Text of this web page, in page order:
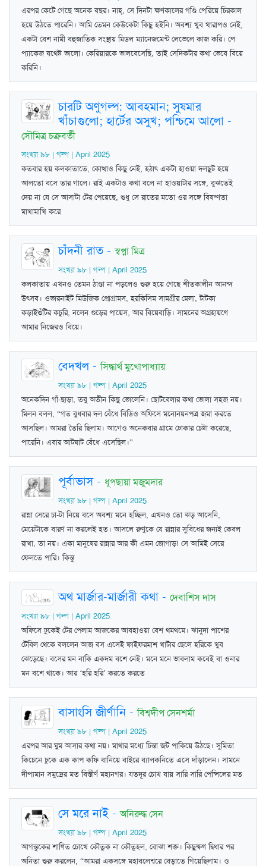
এরপর কেটে গেছে অনেক বছর। নাহ্, সে দিনটা ক্ষণকালের গণ্ডি পেরিয়ে চিরকাল
হয়ে উঠতে পারেনি। আমি তেমন কেউকেটা কিছু হইনি। অবশ্য খুব খারাপও নেই,
একটা বেশ নামী বহুজাতিক সংস্থায় মিডল ম্যানেজমেন্ট লেভেলে কাজ করি। পে
প্যাকেজ যথেষ্ট ভালো। কেরিয়ারকে ভালবেসেছি, তাই সেদিকটার কথা ভেবে বিয়ে
করিনি।
চারটি অণুগল্প: আবহমান; সুষমার
খাঁচাগুলো; হার্টের অসুখ; পশ্চিমে আলো-
সৌমিত্র চক্রবর্তী
সংখ্যা ৯৮ | গল্প | April 2025
কতবার হয় কলকাতাতে, কোত্থাও কিছু নেই, হঠাৎ একটা হাওয়া দলছুট হয়ে
আলতো বসে তার গালে। রাই একটাও কথা বলে না হাওয়াটার সঙ্গে, বুঝতেই
দেয় না যে সে আসাটা টের পেয়েছে, শুধু সে রাতের মতো ওর সঙ্গে বিষণ্ণতা
মাখামাখি করে
চাঁদনী রাত -স্বপ্না মিত্র
সংখ্যা ৯৮ | গল্প | April 2025
কলকাতায় এখনও তেমন ঠাণ্ডা না পড়লেও শুরু হয়ে গেছে শীতকালীন আনন্দ
উৎসব। ওভারনাইট মিউজিক প্রোগ্রামস, হরকিসিম সামগ্রীর মেলা, টাটকা
কড়াইশুঁটির কচুরি, নলেন গুড়ের পায়েস, আর বিয়েবাড়ি। সামনের অগ্রহায়ণে
আমার নিজেরও বিয়ে।
বেদখল-সিদ্ধার্থ মুখোপাধ্যায়
সংখ্যা ৯৮ | গল্প | April 2025
অনেকদিন গাঁ-ছাড়া, তবু অতীন কিছু ভোলেনি। ছোটবেলার কথা ভোলা সহজ নয়।
মিলন বলল, “গত বুধবার দল বেঁধে বিডিও অফিসে মনোনয়নপত্র জমা করতে
আসছিল। আমরা তৈরি ছিলাম। আগেও অনেকবার গ্রামে ঢোকার চেষ্টা করেছে,
পারেনি। এবার আটঘাট বেঁধে এসেছিল।”
পূর্বাভাস- ধূপছায়া মজুমদার
সংখ্যা ৯৮ | গল্প | April 2025
রান্না সেরে চা-টা নিয়ে বসে অবশ্য মনে হচ্ছিল, এখনও তো ঝড় আসেনি,
মেয়েটাকে বারণ না করলেই হত। আসলে রুণুকে যে রান্নার সুবিধের জন্যই কেবল
রাখা, তা নয়। একা মানুষের রান্নার আর কী এমন জোগাড়! সে আমিই সেরে
ফেলতে পারি। কিন্তু
অথ মার্জার-মার্জারী কথা- দেবাশিস দাস
সংখ্যা ৯৮ | গল্প | April 2025
অফিসে ঢুকেই টের পেলাম আজকের আবহাওয়া বেশ থমথমে। ঝানুদা পাশের
টেবিল থেকে বললেন আজ বস এসেই ফাইফরমাশ খাটার ছেলে হরিকে খুব
ঝেড়েছে। বসের মন নাকি একদম বশে নেই। মনে মনে ভাবলাম কবেই বা ওনার
মন বশে থাকে। আর ‘হরি হরি’ করতে করতে
বাসাংসি জীর্ণানি -বিশ্বদীপ সেনশর্মা
সংখ্যা ৯৮ | গল্প | April 2025
এরপর আর ঘুম আসার কথা নয়। মাথার মধ্যে চিন্তা জট পাকিয়ে উঠছে। সুমিতা
কিচেনে ঢুকে এক কাপ কফি বানিয়ে বাইরে ব্যালকনিতে এসে দাঁড়ালেন। সামনে
দীপ্যমান সমুদ্রের মত বিস্তীর্ণ মহানগর। যতদূর চোখ যায় সারি সারি পেন্সিলের মত
সে মরে নাই-অনিরুদ্ধ সেন
সংখ্যা ৯৮ | গল্প | April 2025
আগন্তুকের শাণিত চোখে কৌতুক না কৌতূহল, বোঝা শক্ত। কিছুক্ষণ দ্বিধার পর
অনিতা শুরু করলেন, “আমরা একসঙ্গে মহাবলেশ্বরে বেড়াতে গিয়েছিলাম। ও